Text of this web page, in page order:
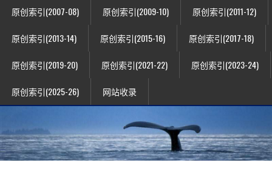
原创索引(2007-08) 原创索引(2009-10) 原创索引(2011-12)
原创索引(2013-14) 原创索引(2015-16) 原创索引(2017-18)
原创索引(2019-20) 原创索引(2021-22) 原创索引(2023-24)
原创索引(2025-26) 网站收录